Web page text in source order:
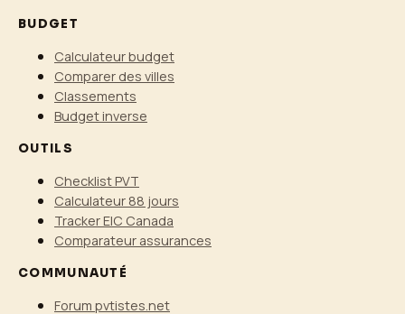
BUDGET
Calculateur budget
Comparer des villes
Classements
Budget inverse
OUTILS
Checklist PVT
Calculateur 88 jours
Tracker EIC Canada
Comparateur assurances
COMMUNAUTÉ
Forum pvtistes.net